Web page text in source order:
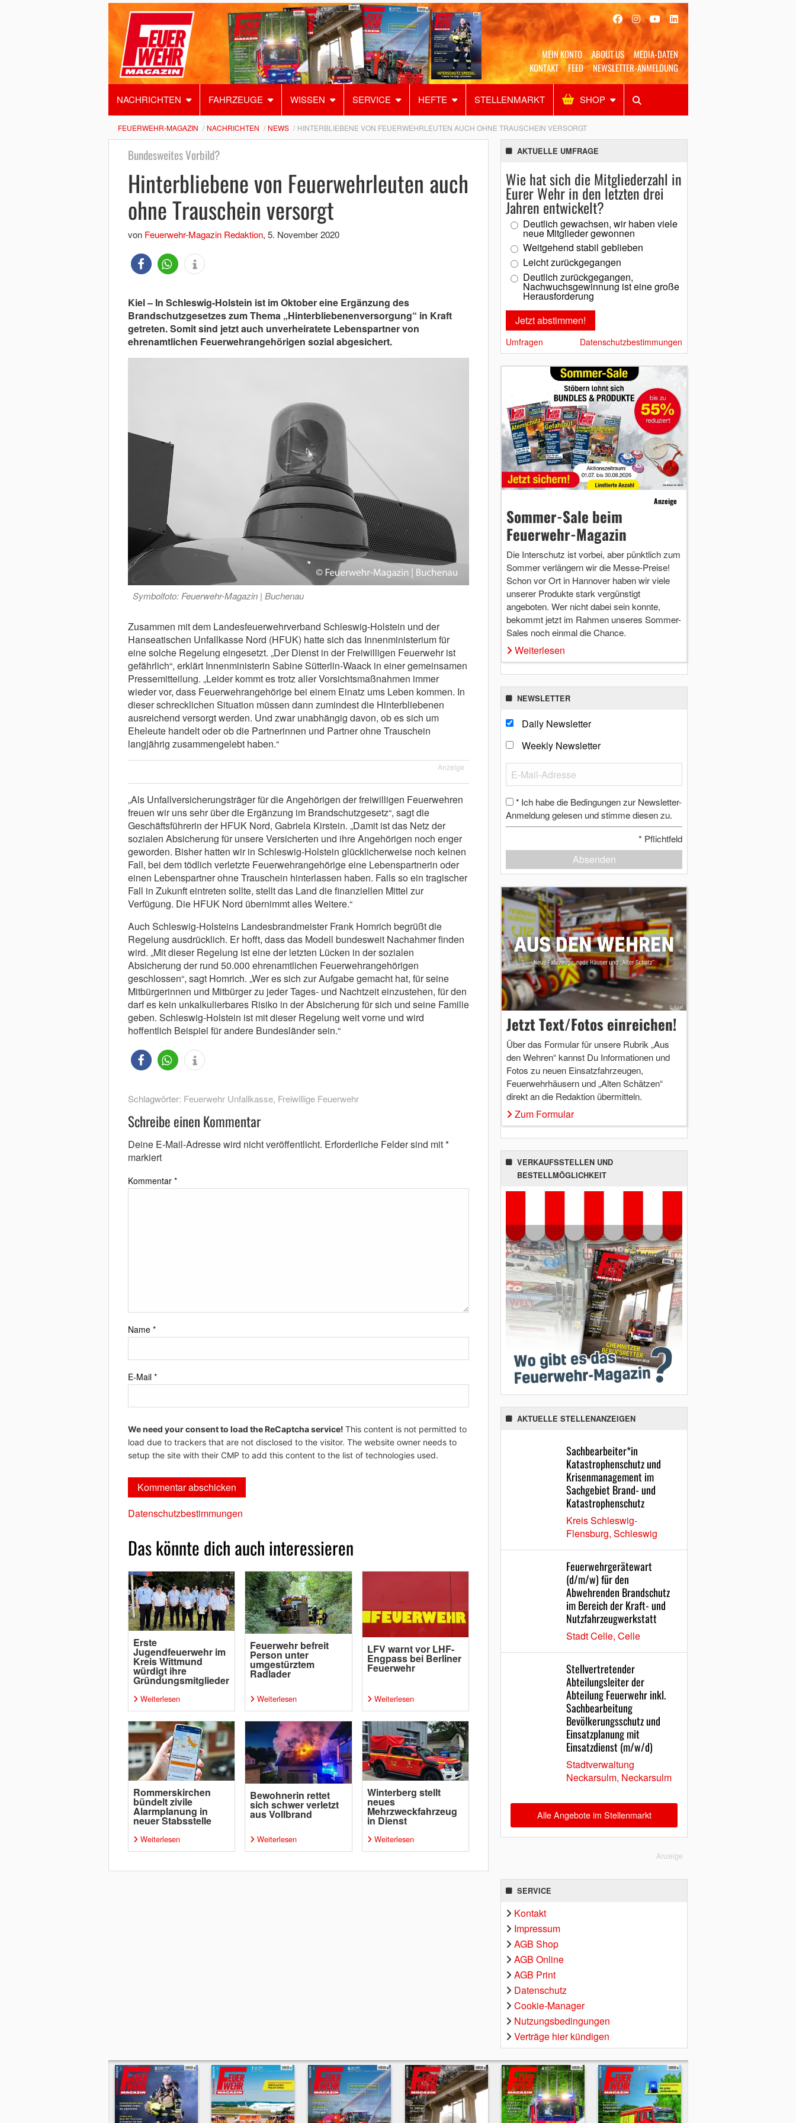
MEIN KONTO ABOUT US
MEDIA-DATEN
KONTAKT
FEED NEWSLETTER-ANMELDUNG
NACHRICHTEN FAHRZEUGE WISSEN SERVICE HEFTE STELLENMARKT SHOP
Alles Shop SUCHEN
FEUERWEHR-MAGAZIN NACHRICHTEN NEWS HINTERBLIEBENE VON FEUERWEHRLEUTEN AUCH OHNE TRAUSCHEIN VERSORGT
Bundesweites Vorbild?
Hinterbliebene von Feuerwehrleuten auch
ohne Trauschein versorgt
von Feuerwehr-Magazin Redaktion, 5. November 2020
Kiel – In Schleswig-Holstein ist im Oktober eine Ergänzung des
Brandschutzgesetzes zum Thema „Hinterbliebenenversorgung“ in Kraft
getreten. Somit sind jetzt auch unverheiratete Lebenspartner von
ehrenamtlichen Feuerwehrangehörigen sozial abgesichert.
Symbolfoto: Feuerwehr-Magazin | Buchenau
Zusammen mit dem Landesfeuerwehrverband Schleswig-Holstein und der
Hanseatischen Unfallkasse Nord (HFUK) hatte sich das Innenministerium für
eine solche Regelung eingesetzt. „Der Dienst in der Freiwilligen Feuerwehr ist
gefährlich“, erklärt Innenministerin Sabine Sütterlin-Waack in einer gemeinsamen
Pressemitteilung. „Leider kommt es trotz aller Vorsichtsmaßnahmen immer
wieder vor, dass Feuerwehrangehörige bei einem Einatz ums Leben kommen. In
dieser schrecklichen Situation müssen dann zumindest die Hinterbliebenen
ausreichend versorgt werden. Und zwar unabhängig davon, ob es sich um
Eheleute handelt oder ob die Partnerinnen und Partner ohne Trauschein
langjährig zusammengelebt haben.“
Anzeige
„Als Unfallversicherungsträger für die Angehörigen der freiwilligen Feuerwehren
freuen wir uns sehr über die Ergänzung im Brandschutzgesetz“, sagt die
Geschäftsführerin der HFUK Nord, Gabriela Kirstein. „Damit ist das Netz der
sozialen Absicherung für unsere Versicherten und ihre Angehörigen noch enger
geworden. Bisher hatten wir in Schleswig-Holstein glücklicherweise noch keinen
Fall, bei dem tödlich verletzte Feuerwehrangehörige eine Lebenspartnerin oder
einen Lebenspartner ohne Trauschein hinterlassen haben. Falls so ein tragischer
Fall in Zukunft eintreten sollte, stellt das Land die finanziellen Mittel zur
Verfügung. Die HFUK Nord übernimmt alles Weitere.“
Auch Schleswig-Holsteins Landesbrandmeister Frank Homrich begrüßt die
Regelung ausdrücklich. Er hofft, dass das Modell bundesweit Nachahmer finden
wird. „Mit dieser Regelung ist eine der letzten Lücken in der sozialen
Absicherung der rund 50.000 ehrenamtlichen Feuerwehrangehörigen
geschlossen“, sagt Homrich. „Wer es sich zur Aufgabe gemacht hat, für seine
Mitbürgerinnen und Mitbürger zu jeder Tages- und Nachtzeit einzustehen, für den
darf es kein unkalkulierbares Risiko in der Absicherung für sich und seine Familie
geben. Schleswig-Holstein ist mit dieser Regelung weit vorne und wird
hoffentlich Beispiel für andere Bundesländer sein.“
Schlagwörter: Feuerwehr Unfallkasse, Freiwillige Feuerwehr
Schreibe einen Kommentar
Deine E-Mail-Adresse wird nicht veröffentlicht. Erforderliche Felder sind mit*
markiert
Kommentar *
Name *
E-Mail *
We need your consent to load the ReCaptcha service! This content is not permitted to
load due to trackers that are not disclosed to the visitor. The website owner needs to
setup the site with their CMP to add this content to the list of technologies used.
Datenschutzbestimmungen
Das könnte dich auch interessieren
Erste
Jugendfeuerwehr im
Kreis Wittmund
würdigt ihre
Gründungsmitglieder
Weiterlesen
Feuerwehr befreit
Person unter
umgestürztem
Radlader
Weiterlesen
LFV warnt vor LHF-
Engpass bei Berliner
Feuerwehr
Weiterlesen
Rommerskirchen
bündelt zivile
Alarmplanung in
neuer Stabsstelle
Weiterlesen
Bewohnerin rettet
sich schwer verletzt
aus Vollbrand
Weiterlesen
Winterberg stellt
neues
Mehrzweckfahrzeug
in Dienst
Weiterlesen
AKTUELLE UMFRAGE
Wie hat sich die Mitgliederzahl in
Eurer Wehr in den letzten drei
Jahren entwickelt?
Deutlich gewachsen, wir haben viele
neue Mitglieder gewonnen
Weitgehend stabil geblieben
Leicht zurückgegangen
Deutlich zurückgegangen,
Nachwuchsgewinnung ist eine große
Herausforderung
Umfragen Datenschutzbestimmungen
Anzeige
Sommer-Sale beim
Feuerwehr-Magazin
Die Interschutz ist vorbei, aber pünktlich zum
Sommer verlängern wir die Messe-Preise!
Schon vor Ort in Hannover haben wir viele
unserer Produkte stark vergünstigt
angeboten. Wer nicht dabei sein konnte,
bekommt jetzt im Rahmen unseres Sommer-
Sales noch einmal die Chance.
Weiterlesen
NEWSLETTER
Daily Newsletter
Weekly Newsletter
* Ich habe die Bedingungen zur Newsletter-
Anmeldung gelesen und stimme diesen zu.
* Pflichtfeld
Absenden
Jetzt Text/Fotos einreichen!
Über das Formular für unsere Rubrik „Aus
den Wehren“ kannst Du Informationen und
Fotos zu neuen Einsatzfahrzeugen,
Feuerwehrhäusern und „Alten Schätzen“
direkt an die Redaktion übermitteln.
Zum Formular
VERKAUFSSTELLEN UND
BESTELLMÖGLICHKEIT
AKTUELLE STELLENANZEIGEN
Sachbearbeiter*in
Katastrophenschutz und
Krisenmanagement im
Sachgebiet Brand- und
Katastrophenschutz
Kreis Schleswig-
Flensburg, Schleswig
Feuerwehrgerätewart
(d/m/w) für den
Abwehrenden Brandschutz
im Bereich der Kraft- und
Nutzfahrzeugwerkstatt
Stadt Celle, Celle
Stellvertretender
Abteilungsleiter der
Abteilung Feuerwehr inkl.
Sachbearbeitung
Bevölkerungsschutz und
Einsatzplanung mit
Einsatzdienst (m/w/d)
Stadtverwaltung
Neckarsulm, Neckarsulm
Alle Angebote im Stellenmarkt
Anzeige
SERVICE
Kontakt
Impressum
AGB Shop
AGB Online
AGB Print
Datenschutz
Cookie-Manager
Nutzungsbedingungen
Verträge hier kündigen